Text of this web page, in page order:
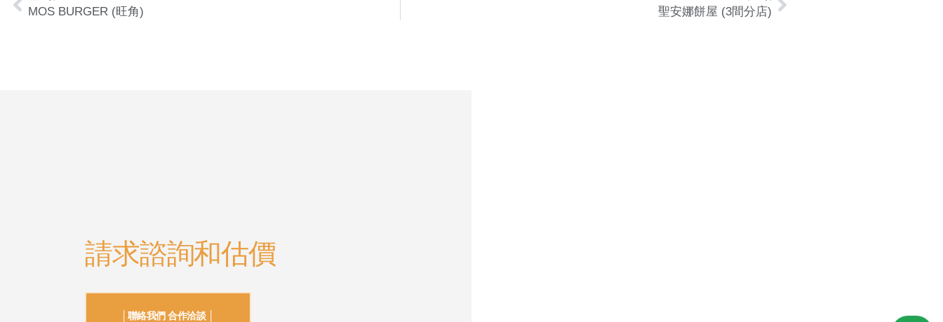
MOS BURGER (旺角) 聖安娜餅屋 (3間分店)
請求諮詢和估價
│聯絡我們 合作洽談 │